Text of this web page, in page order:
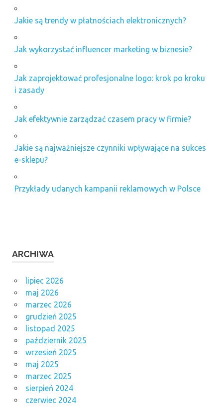
Jakie są trendy w płatnościach elektronicznych?
Jak wykorzystać influencer marketing w biznesie?
Jak zaprojektować profesjonalne logo: krok po kroku
i zasady
Jak efektywnie zarządzać czasem pracy w firmie?
Jakie są najważniejsze czynniki wpływające na sukces
e-sklepu?
Przykłady udanych kampanii reklamowych w Polsce
ARCHIWA
lipiec 2026
maj 2026
marzec 2026
grudzień 2025
listopad 2025
październik 2025
wrzesień 2025
maj 2025
marzec 2025
sierpień 2024
czerwiec 2024